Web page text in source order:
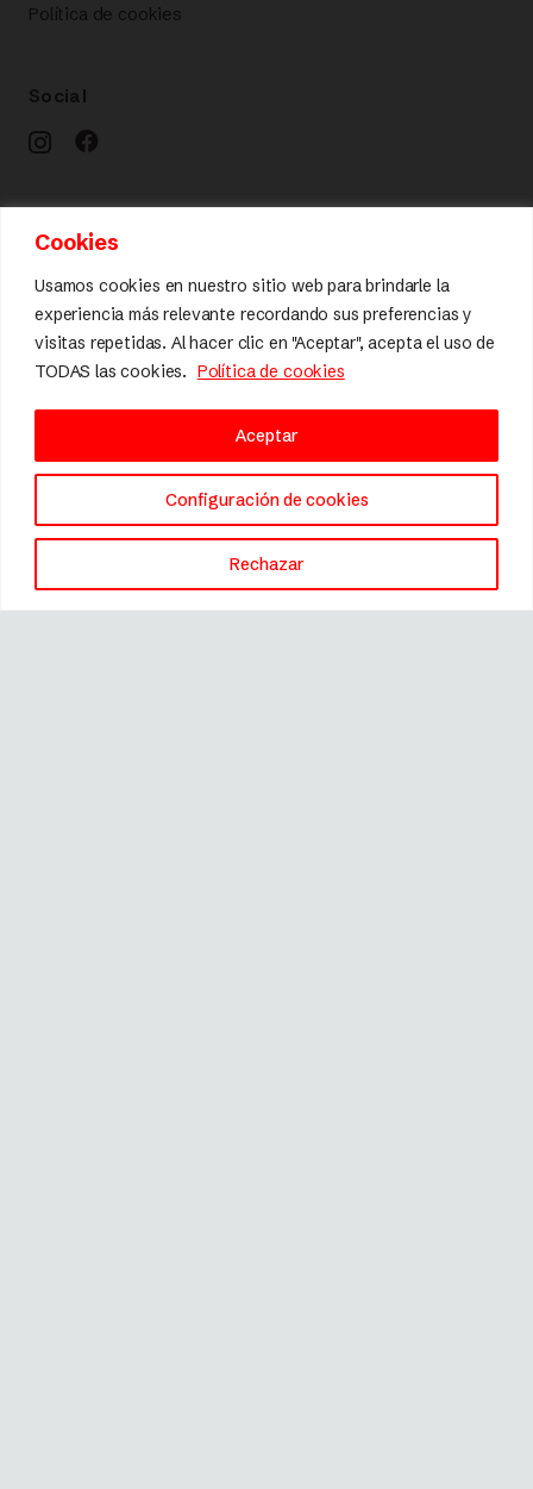
Cookies
Usamos cookies en nuestro sitio web para brindarle la
experiencia más relevante recordando sus preferencias y
visitas repetidas. Al hacer clic en "Aceptar", acepta el uso de
TODAS las cookies. Política de cookies
Configuración de cookies
Rechazar
Aceptar
Política de cookies
Social
Calidad y diseño